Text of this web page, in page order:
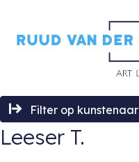
Filter op kunstenaar
Leeser T.